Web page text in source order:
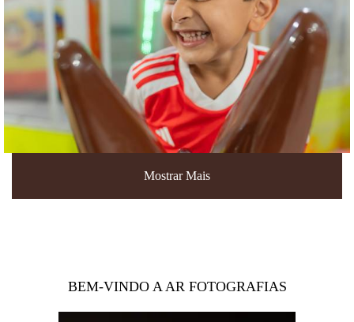
Mostrar Mais
BEM-VINDO A AR FOTOGRAFIAS